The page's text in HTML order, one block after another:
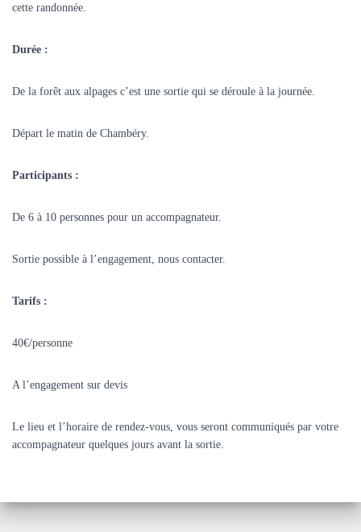
cette randonnée.
Durée :
De la forêt aux alpages c’est une sortie qui se déroule à la journée.
Départ le matin de Chambéry.
Participants :
De 6 à 10 personnes pour un accompagnateur.
Sortie possible à l’engagement, nous contacter.
Tarifs :
40€/personne
A l’engagement sur devis
Le lieu et l’horaire de rendez-vous, vous seront communiqués par votre
accompagnateur quelques jours avant la sortie.